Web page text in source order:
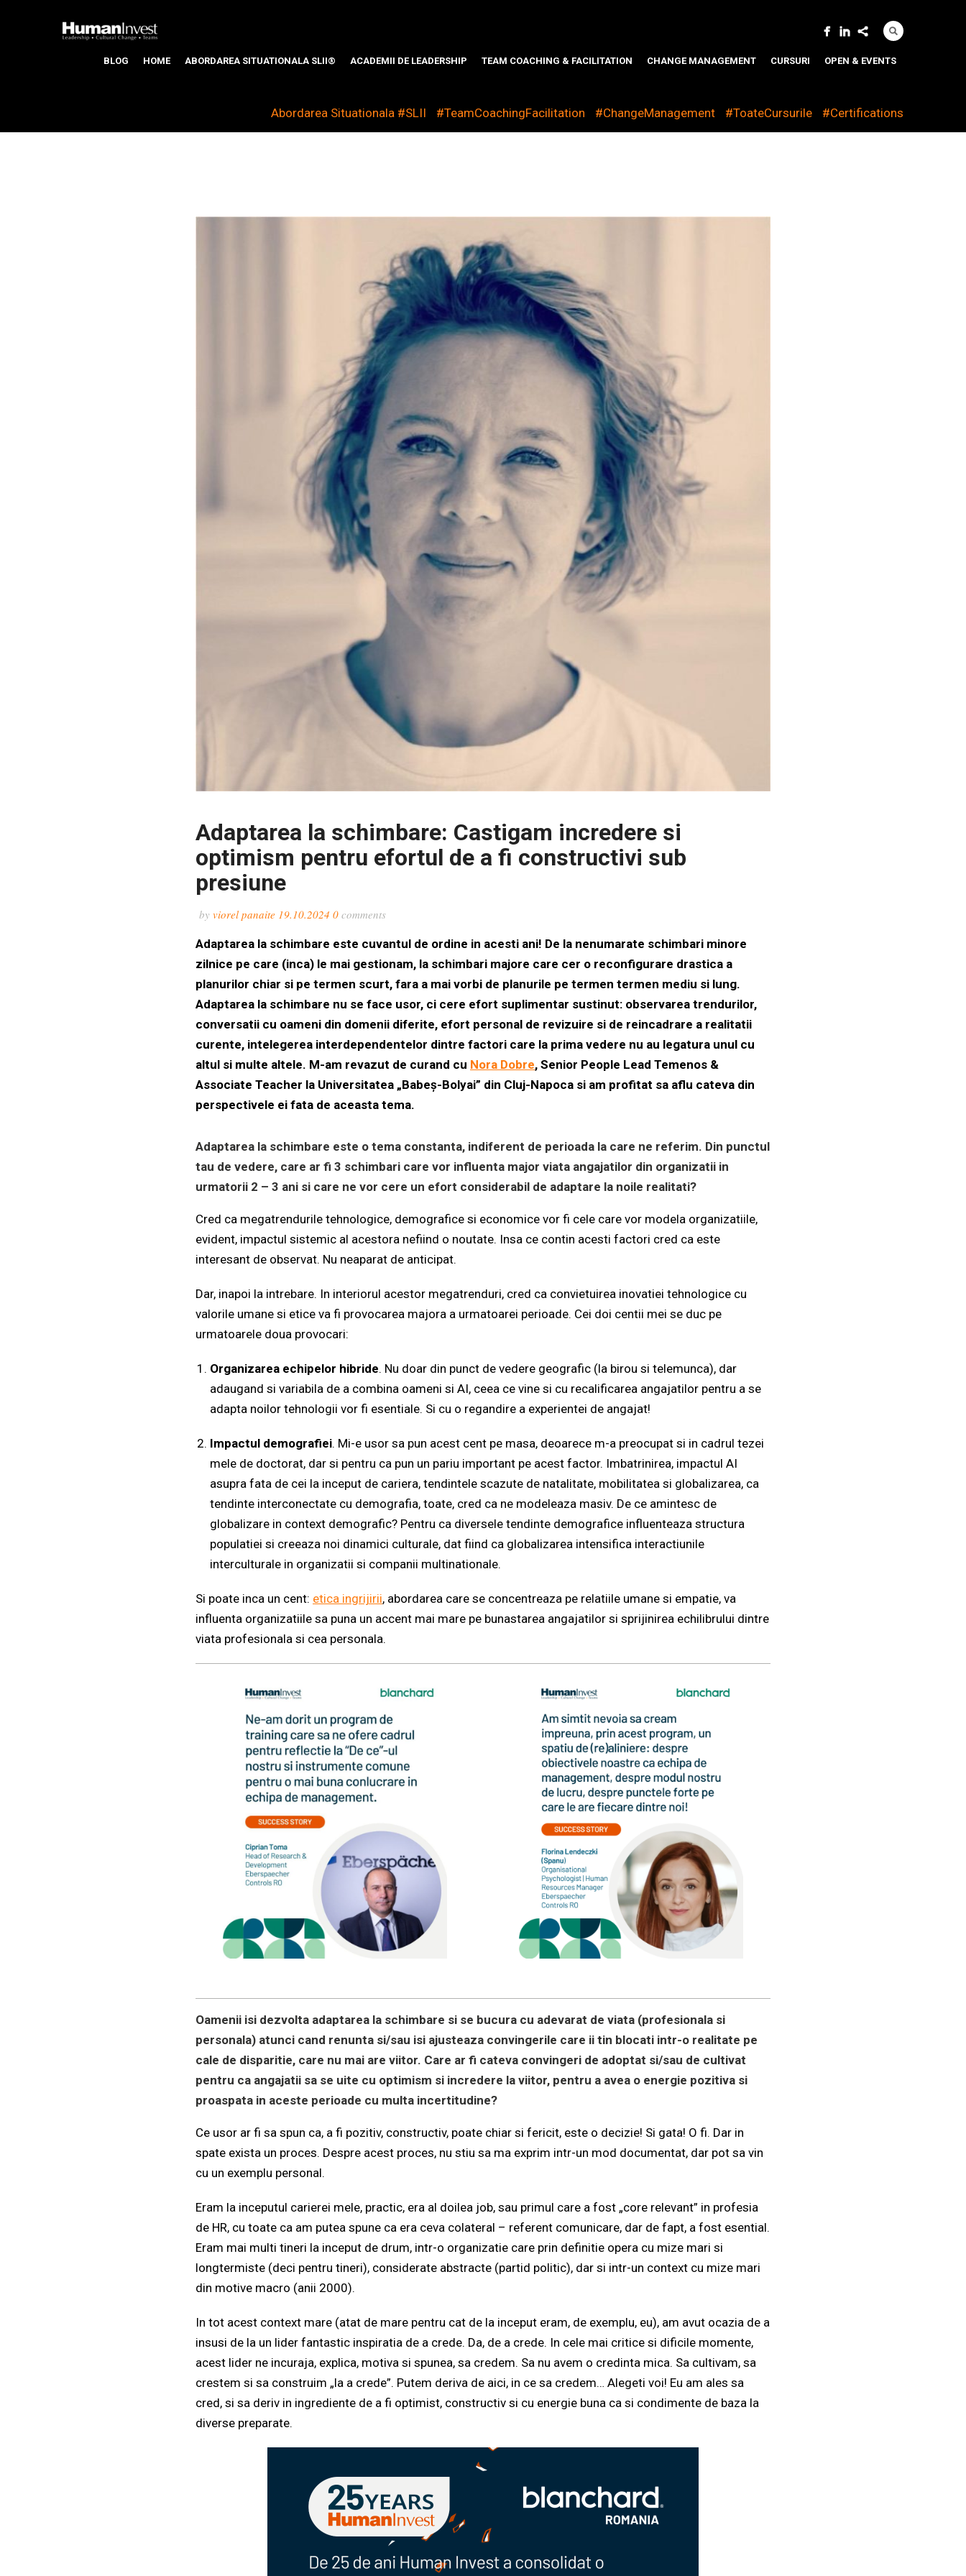
BLOG HOME ABORDAREA SITUATIONALA SLII® ACADEMII DE LEADERSHIP TEAM COACHING & FACILITATION CHANGE MANAGEMENT CURSURI OPEN & EVENTS
Abordarea Situationala #SLII #TeamCoachingFacilitation #ChangeManagement #ToateCursurile #Certifications
Adaptarea la schimbare: Castigam incredere si
optimism pentru efortul de a fi constructivi sub
presiune
by viorel panaite 19.10.2024 0 comments
Adaptarea la schimbare este cuvantul de ordine in acesti ani! De la nenumarate schimbari minore
zilnice pe care (inca) le mai gestionam, la schimbari majore care cer o reconfigurare drastica a
planurilor chiar si pe termen scurt, fara a mai vorbi de planurile pe termen termen mediu si lung.
Adaptarea la schimbare nu se face usor, ci cere efort suplimentar sustinut: observarea trendurilor,
conversatii cu oameni din domenii diferite, efort personal de revizuire si de reincadrare a realitatii
curente, intelegerea interdependentelor dintre factori care la prima vedere nu au legatura unul cu
altul si multe altele. M-am revazut de curand cu Nora Dobre, Senior People Lead Temenos &
Associate Teacher la Universitatea „Babeș-Bolyai” din Cluj-Napoca si am profitat sa aflu cateva din
perspectivele ei fata de aceasta tema.
Adaptarea la schimbare este o tema constanta, indiferent de perioada la care ne referim. Din punctul
tau de vedere, care ar fi 3 schimbari care vor influenta major viata angajatilor din organizatii in
urmatorii 2 – 3 ani si care ne vor cere un efort considerabil de adaptare la noile realitati?
Cred ca megatrendurile tehnologice, demografice si economice vor fi cele care vor modela organizatiile,
evident, impactul sistemic al acestora nefiind o noutate. Insa ce contin acesti factori cred ca este
interesant de observat. Nu neaparat de anticipat.
Dar, inapoi la intrebare. In interiorul acestor megatrenduri, cred ca convietuirea inovatiei tehnologice cu
valorile umane si etice va fi provocarea majora a urmatoarei perioade. Cei doi centii mei se duc pe
urmatoarele doua provocari:
Organizarea echipelor hibride. Nu doar din punct de vedere geografic (la birou si telemunca), dar
adaugand si variabila de a combina oameni si AI, ceea ce vine si cu recalificarea angajatilor pentru a se
adapta noilor tehnologii vor fi esentiale. Si cu o regandire a experientei de angajat!
Impactul demografiei. Mi-e usor sa pun acest cent pe masa, deoarece m-a preocupat si in cadrul tezei
mele de doctorat, dar si pentru ca pun un pariu important pe acest factor. Imbatrinirea, impactul AI
asupra fata de cei la inceput de cariera, tendintele scazute de natalitate, mobilitatea si globalizarea, ca
tendinte interconectate cu demografia, toate, cred ca ne modeleaza masiv. De ce amintesc de
globalizare in context demografic? Pentru ca diversele tendinte demografice influenteaza structura
populatiei si creeaza noi dinamici culturale, dat fiind ca globalizarea intensifica interactiunile
interculturale in organizatii si companii multinationale.
Si poate inca un cent: etica ingrijirii, abordarea care se concentreaza pe relatiile umane si empatie, va
influenta organizatiile sa puna un accent mai mare pe bunastarea angajatilor si sprijinirea echilibrului dintre
viata profesionala si cea personala.
Oamenii isi dezvolta adaptarea la schimbare si se bucura cu adevarat de viata (profesionala si
personala) atunci cand renunta si/sau isi ajusteaza convingerile care ii tin blocati intr-o realitate pe
cale de disparitie, care nu mai are viitor. Care ar fi cateva convingeri de adoptat si/sau de cultivat
pentru ca angajatii sa se uite cu optimism si incredere la viitor, pentru a avea o energie pozitiva si
proaspata in aceste perioade cu multa incertitudine?
Ce usor ar fi sa spun ca, a fi pozitiv, constructiv, poate chiar si fericit, este o decizie! Si gata! O fi. Dar in
spate exista un proces. Despre acest proces, nu stiu sa ma exprim intr-un mod documentat, dar pot sa vin
cu un exemplu personal.
Eram la inceputul carierei mele, practic, era al doilea job, sau primul care a fost „core relevant” in profesia
de HR, cu toate ca am putea spune ca era ceva colateral – referent comunicare, dar de fapt, a fost esential.
Eram mai multi tineri la inceput de drum, intr-o organizatie care prin definitie opera cu mize mari si
longtermiste (deci pentru tineri), considerate abstracte (partid politic), dar si intr-un context cu mize mari
din motive macro (anii 2000).
In tot acest context mare (atat de mare pentru cat de la inceput eram, de exemplu, eu), am avut ocazia de a
insusi de la un lider fantastic inspiratia de a crede. Da, de a crede. In cele mai critice si dificile momente,
acest lider ne incuraja, explica, motiva si spunea, sa credem. Sa nu avem o credinta mica. Sa cultivam, sa
crestem si sa construim „la a crede”. Putem deriva de aici, in ce sa credem… Alegeti voi! Eu am ales sa
cred, si sa deriv in ingrediente de a fi optimist, constructiv si cu energie buna ca si condimente de baza la
diverse preparate.